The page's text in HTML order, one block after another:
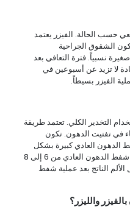
حسب الحالة. الفيزر يعتمد
الشقوق الجراحية
نسبياً. فترة التعافي بعد
لا تزيد عن أسبوعين في
الفيزر بسيطاً.
التخدير الكلي. تعتمد طريقة
في تفتيت الدهون. تكون
الدهون العادي كبيرة بشكل
ملحوظ. تراوح فترة التعافي بعد عملية شفط الدهون العادي من 6 إلى 8
الناتج بعد عملية شفط
والليزر؟